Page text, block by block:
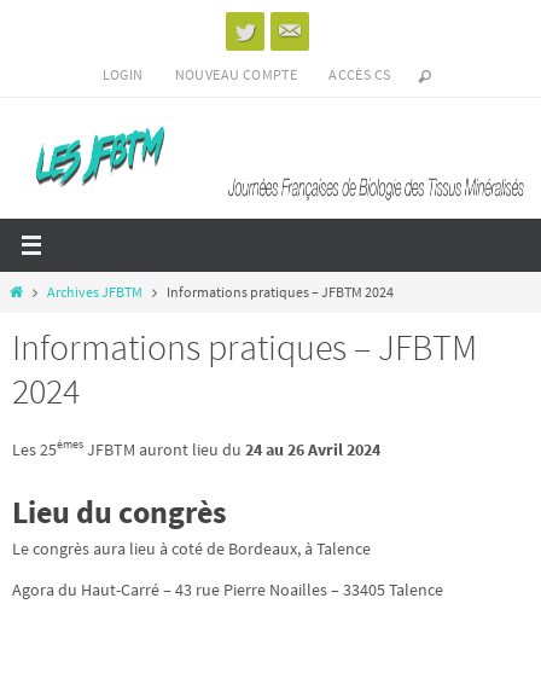
LOGIN NOUVEAU COMPTE ACCÈS CS
HomeArchives JFBTM Informations pratiques – JFBTM 2024
Informations pratiques – JFBTM
2024
Les 25èmes JFBTM auront lieu du 24 au 26 Avril 2024
Lieu du congrès
Le congrès aura lieu à coté de Bordeaux, à Talence
Agora du Haut-Carré – 43 rue Pierre Noailles – 33405 Talence